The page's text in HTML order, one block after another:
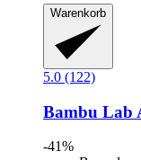
Warenkorb
5.0 (122)
Bambu Lab
-41%